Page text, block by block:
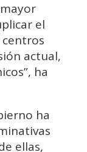
el
actual,
ha
ha
ellas,